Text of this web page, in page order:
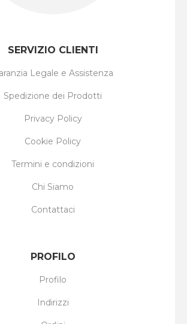
SERVIZIO CLIENTI
Legale e Assistenza
Spedizione dei Prodotti
Privacy Policy
Cookie Policy
Termini e condizioni
Chi Siamo
Contattaci
PROFILO
Profilo
Indirizzi